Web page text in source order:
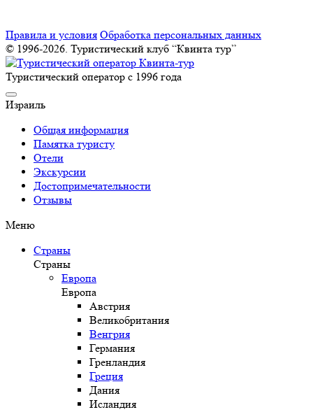
Правила и условия Обработка персональных данных
© 1996-2026. Туристический клуб “Квинта тур”
Туристический оператор с 1996 года
Израиль
Общая информация
Памятка туристу
Отели
Экскурсии
Достопримечательности
Отзывы
Меню
Страны
Страны
Европа
Европа
Австрия
Великобритания
Венгрия
Германия
Гренландия
Греция
Дания
Исландия